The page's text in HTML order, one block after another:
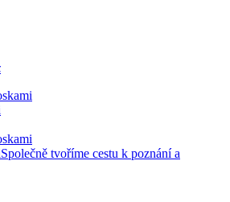
Společně tvoříme cestu k poznání a